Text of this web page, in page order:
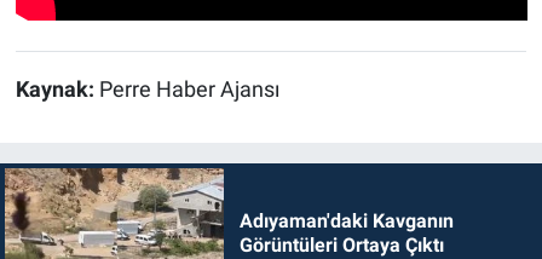
Kaynak: Perre Haber Ajansı
Adıyaman'daki Kavganın
Görüntüleri Ortaya Çıktı